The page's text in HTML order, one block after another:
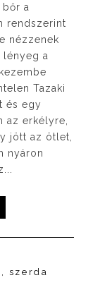
bőr a
rendszerint
nézzenek
lényeg a
Tazaki
és egy
az erkélyre,
jött az ötlet,
nyáron
szerda